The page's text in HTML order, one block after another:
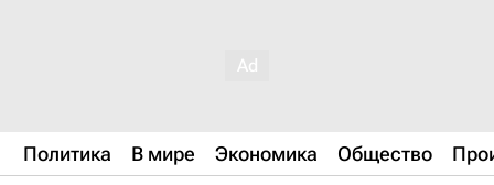
Политика В мире Экономика Общество